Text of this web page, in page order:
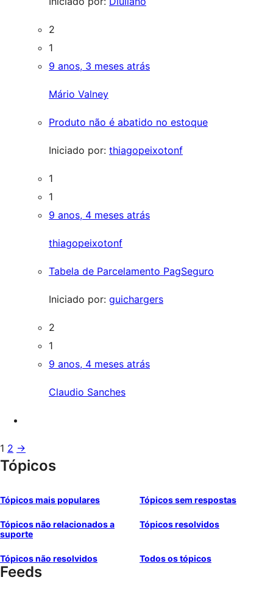
2
1
9 anos, 3 meses atrás
Mário Valney
Produto não é abatido no estoque
Iniciado por: thiagopeixotonf
1
1
9 anos, 4 meses atrás
thiagopeixotonf
Tabela de Parcelamento PagSeguro
Iniciado por: guichargers
2
1
9 anos, 4 meses atrás
Claudio Sanches
1 2 →
Tópicos
Tópicos mais populares Tópicos sem respostas
Tópicos não relacionados a
suporte
Tópicos resolvidos
Tópicos não resolvidos Todos os tópicos
Feeds